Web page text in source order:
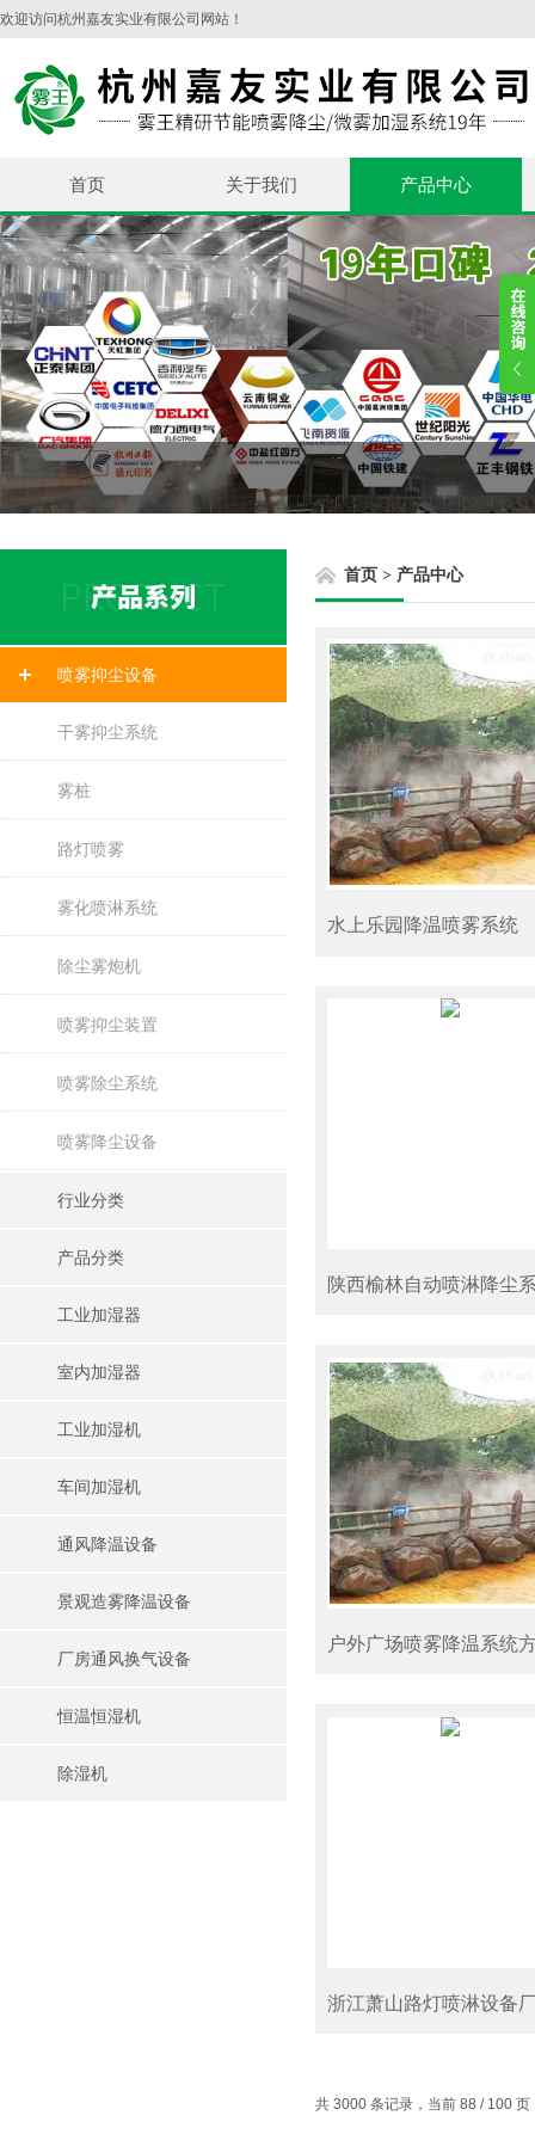
欢迎访问杭州嘉友实业有限公司网站！
首页 关于我们 产品中心
喷雾抑尘设备
干雾抑尘系统
雾桩
路灯喷雾
雾化喷淋系统
除尘雾炮机
喷雾抑尘装置
喷雾除尘系统
喷雾降尘设备
行业分类
产品分类
工业加湿器
室内加湿器
工业加湿机
车间加湿机
通风降温设备
景观造雾降温设备
厂房通风换气设备
恒温恒湿机
除湿机
首页 > 产品中心
水上乐园降温喷雾系统
陕西榆林自动喷淋降尘
浙江萧山路灯喷淋设备
共 3000 条记录，当前 88 / 100